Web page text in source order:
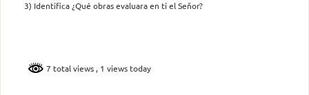
3) Identifica ¿Qué obras evaluara en ti el Señor?
7 total views , 1 views today